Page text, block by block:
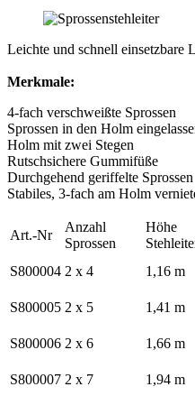
Leichte und schnell einsetzbare
Merkmale:
4-fach verschweißte Sprossen
Sprossen in den Holm
Holm mit zwei Stegen
Rutschsichere Gummifüße
Durchgehend geriffelte Sprossen
Stabiles, 3-fach am Holm
Art.-Nr
Anzahl
Sprossen
Höhe
S800004 2 x 4 1,16 m
S800005 2 x 5 1,41 m
S800006 2 x 6 1,66 m
S800007 2 x 7 1,94 m